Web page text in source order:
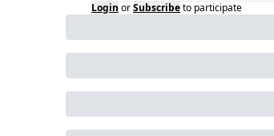
Login orSubscribeto participate